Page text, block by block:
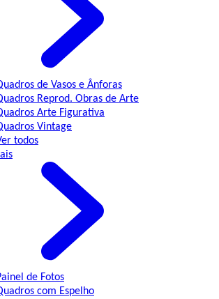
de Vasos e Ânforas
Reprod. Obras de Arte
Arte Figurativa
Vintage
todos
de Fotos
com Espelho